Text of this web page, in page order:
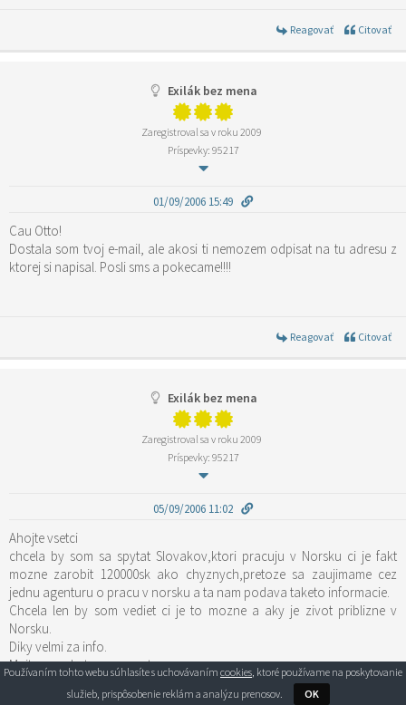
Reagovať Citovať
Exilák bez mena
Zaregistroval sa v roku 2009
Príspevky: 95217
01/09/2006 15:49
Cau Otto!
Dostala som tvoj e-mail, ale akosi ti nemozem odpisat na tu adresu z
ktorej si napisal. Posli sms a pokecame!!!!
Reagovať Citovať
Exilák bez mena
Zaregistroval sa v roku 2009
Príspevky: 95217
05/09/2006 11:02
Ahojte vsetci
chcela by som sa spytat Slovakov,ktori pracuju v Norsku ci je fakt
mozne zarobit 120000sk ako chyznych,pretoze sa zaujimame cez
jednu agenturu o pracu v norsku a ta nam podava taketo informacie.
Chcela len by som vediet ci je to mozne a aky je zivot priblizne v
Norsku.
Diky velmi za info.
Majte sa a drzte sa vo svete.
Používaním tohto webu súhlasíte s uchovávaním cookies, ktoré používame na poskytovanie
služieb, prispôsobenie reklám a analýzu prenosov.
OK